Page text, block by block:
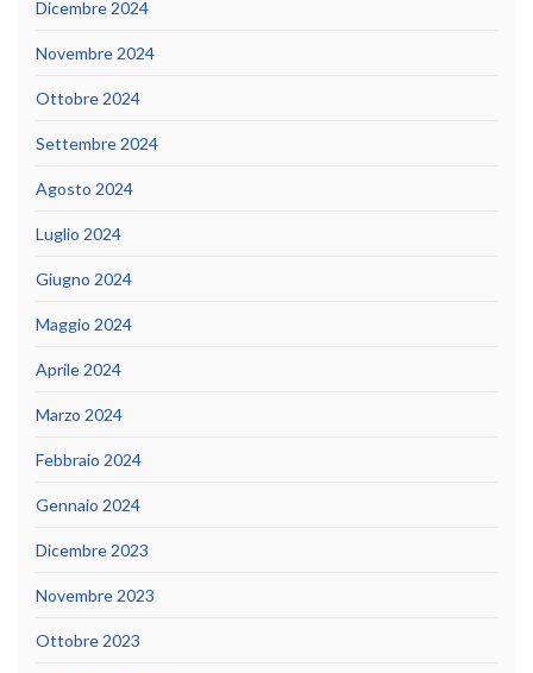
Dicembre 2024
Novembre 2024
Ottobre 2024
Settembre 2024
Agosto 2024
Luglio 2024
Giugno 2024
Maggio 2024
Aprile 2024
Marzo 2024
Febbraio 2024
Gennaio 2024
Dicembre 2023
Novembre 2023
Ottobre 2023